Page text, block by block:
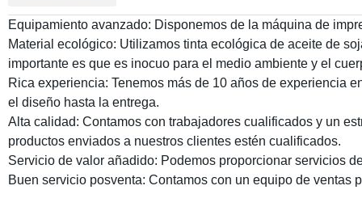
Equipamiento avanzado: Disponemos de la máquina de
Material ecológico: Utilizamos tinta ecológica de aceite de
importante es que es inocuo para el medio ambiente y el
Rica experiencia: Tenemos más de 10 años de experiencia
el diseño hasta la entrega.
Alta calidad: Contamos con trabajadores cualificados y un
productos enviados a nuestros clientes estén cualificados.
Servicio de valor añadido: Podemos proporcionar servicios
Buen servicio posventa: Contamos con un equipo de